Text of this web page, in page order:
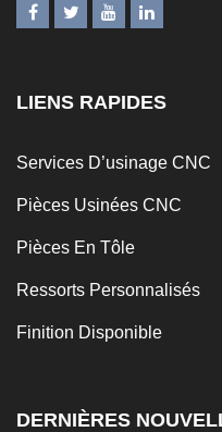
LIENS RAPIDES
Services D’usinage CNC
Pièces Usinées CNC
Pièces En Tôle
Ressorts Personnalisés
Finition Disponible
DERNIÈRES